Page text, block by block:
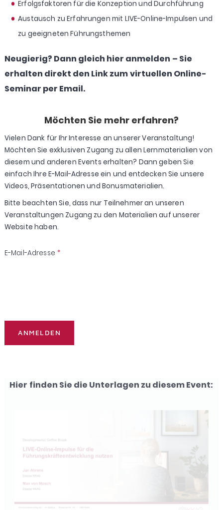
Erfolgsfaktoren für die Konzeption und Durchführung
Austausch zu Erfahrungen mit LIVE-Online-Impulsen und
zu geeigneten Führungsthemen
Neugierig? Dann gleich hier anmelden – Sie
erhalten direkt den Link zum virtuellen Online-
Seminar per Email.
Möchten Sie mehr erfahren?
Vielen Dank für Ihr Interesse an unserer Veranstaltung!
Möchten Sie exklusiven Zugang zu allen Lernmaterialien von
diesem und anderen Events erhalten? Dann geben Sie
einfach Ihre E-Mail-Adresse ein und entdecken Sie unsere
Videos, Präsentationen und Bonusmaterialien.
Bitte beachten Sie, dass nur Teilnehmer an unseren
Veranstaltungen Zugang zu den Materialien auf unserer
Website haben.
E-Mail-Adresse*
Hier finden Sie die Unterlagen zu diesem Event: